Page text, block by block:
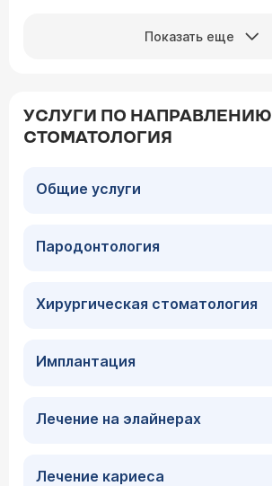
Показать еще
УСЛУГИ ПО НАПРАВЛЕНИЮ
СТОМАТОЛОГИЯ
Общие услуги
Пародонтология
Хирургическая стоматология
Имплантация
Лечение на элайнерах
Лечение кариеса